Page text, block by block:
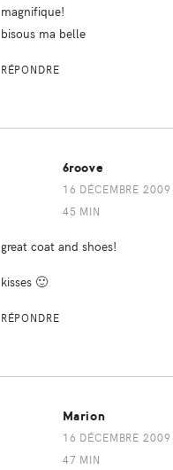
magnifique!
bisous ma belle
RÉPONDRE
6roove
16 DÉCEMBRE
45 MIN
great coat and shoes!
kisses 🙂
RÉPONDRE
Marion
16 DÉCEMBRE
47 MIN